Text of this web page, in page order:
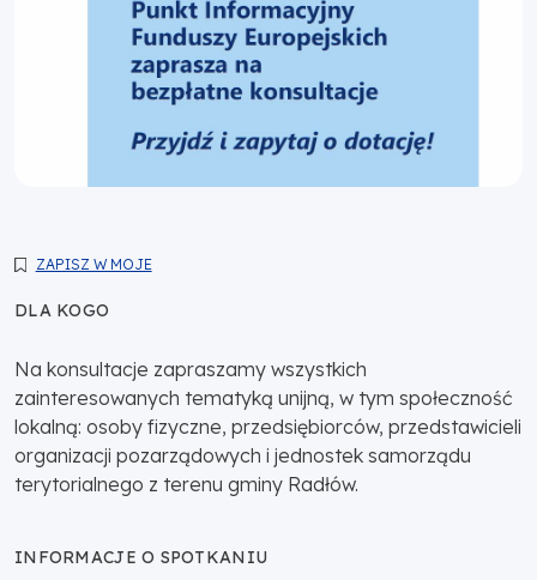
ZAPISZ W MOJE
DLA KOGO
Na konsultacje zapraszamy wszystkich
zainteresowanych tematyką unijną, w tym społeczność
lokalną: osoby fizyczne, przedsiębiorców, przedstawicieli
organizacji pozarządowych i jednostek samorządu
terytorialnego z terenu gminy Radłów.
INFORMACJE O SPOTKANIU